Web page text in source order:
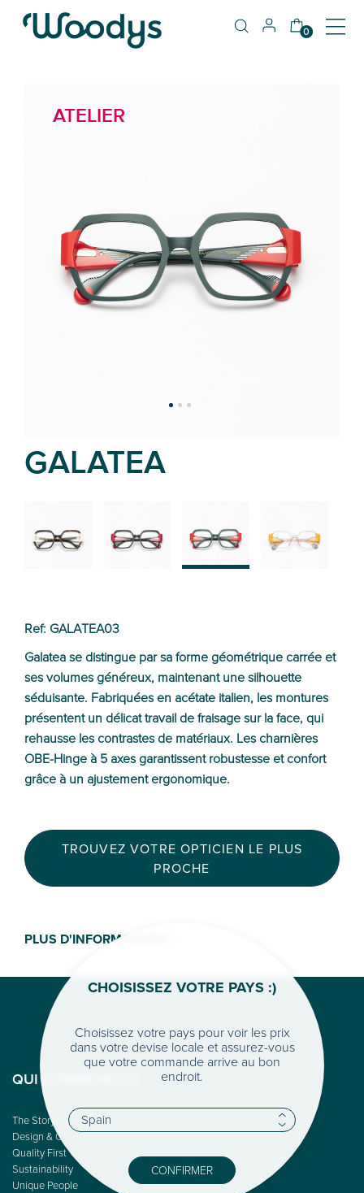
0
ATELIER
GALATEA
Ref: GALATEA03
Galatea se distingue par sa forme géométrique carrée et
ses volumes généreux, maintenant une silhouette
séduisante. Fabriquées en acétate italien, les montures
présentent un délicat travail de fraisage sur la face, qui
rehausse les contrastes de matériaux. Les charnières
OBE-Hinge à 5 axes garantissent robustesse et confort
grâce à un ajustement ergonomique.
TROUVEZ VOTRE OPTICIEN LE PLUS
PROCHE
PLUS D'INFORMATIONS >
QUI SOMME-NOUS
The Story
Design & Color
Quality First
Sustainability
Unique People
CHOISISSEZ VOTRE PAYS :)
Choisissez votre pays pour voir les prix
dans votre devise locale et assurez-vous
que votre commande arrive au bon
endroit.
CONFIRMER